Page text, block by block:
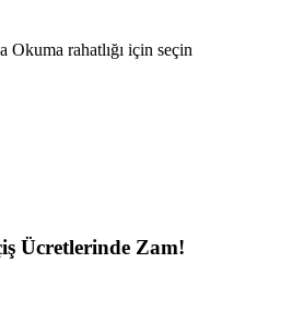
Okuma rahatlığı için seçin
Ücretlerinde Zam!